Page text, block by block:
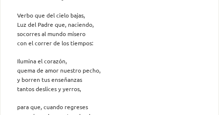
Verbo que del cielo bajas,
Luz del Padre que, naciendo,
socorres al mundo mísero
con el correr de los tiempos:
Ilumina el corazón,
quema de amor nuestro pecho,
y borren tus enseñanzas
tantos deslices y yerros,
para que, cuando regreses